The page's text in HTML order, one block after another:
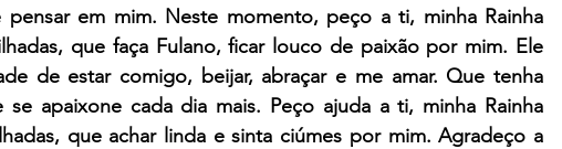
em mim. Neste momento, peço a ti, minha Rainha
que faça Fulano, ficar louco de paixão por mim. Ele
de estar comigo, beijar, abraçar e me amar. Que tenha
apaixone cada dia mais. Peço ajuda a ti, minha Rainha
que achar linda e sinta ciúmes por mim. Agradeço a